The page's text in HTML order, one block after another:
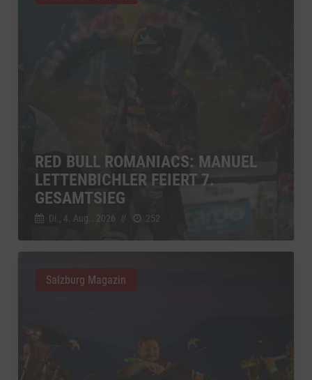
RED BULL ROMANIACS: MANUEL
LETTENBICHLER FEIERT 7.
GESAMTSIEG
Di., 4. Aug.. 2026 // 252
Salzburg Magazin